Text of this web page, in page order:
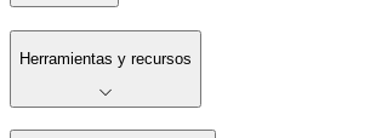
Herramientas y recursos